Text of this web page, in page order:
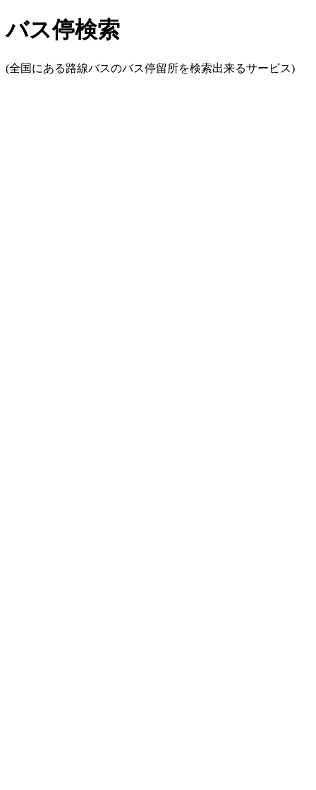
バス停検索
(全国にある路線バスのバス停留所を検索出来るサービス)